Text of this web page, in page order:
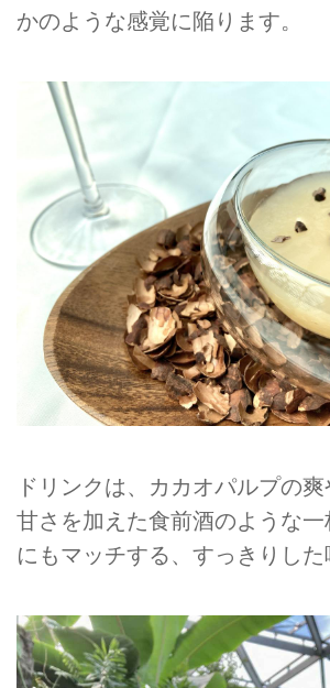
かのような感覚に陥ります。
ドリンクは、カカオパルプの
甘さを加えた食前酒のような一
にもマッチする、すっきりした